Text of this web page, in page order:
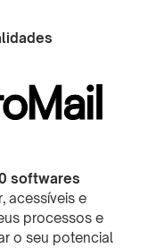
softwares
acessíveis e
processos e
o seu potencial